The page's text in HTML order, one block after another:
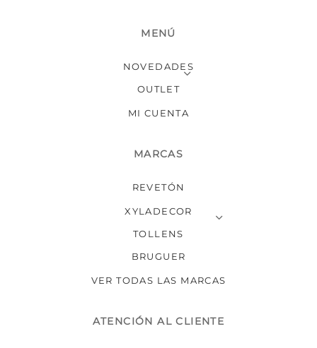
MENÚ
NOVEDADES
OUTLET
MI CUENTA
MARCAS
REVETÓN
XYLADECOR
TOLLENS
BRUGUER
VER TODAS LAS MARCAS
ATENCIÓN AL CLIENTE